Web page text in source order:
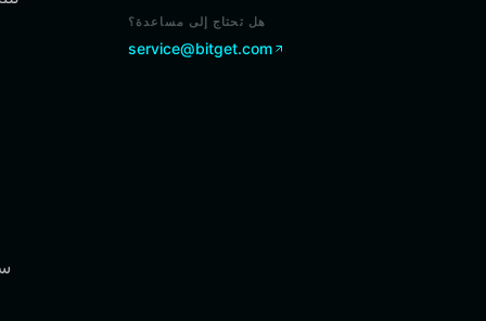
هل تحتاج إلى مساعدة؟
service@bitget.com